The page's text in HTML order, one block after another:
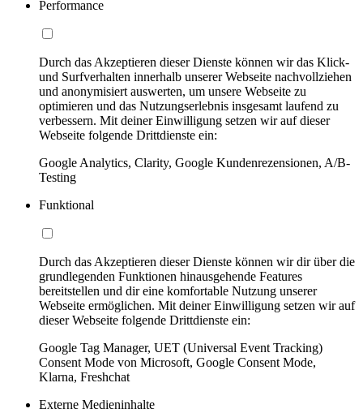
Performance
Durch das Akzeptieren dieser Dienste können wir das Klick-
und Surfverhalten innerhalb unserer Webseite nachvollziehen
und anonymisiert auswerten, um unsere Webseite zu
optimieren und das Nutzungserlebnis insgesamt laufend zu
verbessern. Mit deiner Einwilligung setzen wir auf dieser
Webseite folgende Drittdienste ein:
Google Analytics, Clarity, Google Kundenrezensionen, A/B-
Testing
Funktional
Durch das Akzeptieren dieser Dienste können wir dir über die
grundlegenden Funktionen hinausgehende Features
bereitstellen und dir eine komfortable Nutzung unserer
Webseite ermöglichen. Mit deiner Einwilligung setzen wir auf
dieser Webseite folgende Drittdienste ein:
Google Tag Manager, UET (Universal Event Tracking)
Consent Mode von Microsoft, Google Consent Mode,
Klarna, Freshchat
Externe Medieninhalte